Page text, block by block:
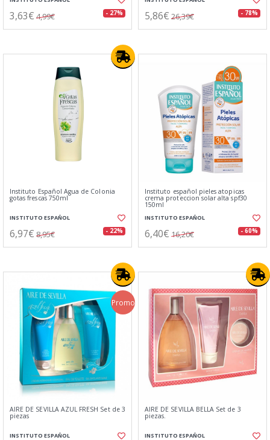
3,63€ 4,99€ - 27% 5,86€ 26,39€ - 78%
Instituto Español Agua de Colonia
gotas frescas 750ml
INSTITUTO ESPAÑOL
6,97€ 8,95€ - 22%
Instituto español pieles atopicas
crema proteccion solar alta spf30
150ml
INSTITUTO ESPAÑOL
6,40€ 16,20€ - 60%
Promo
AIRE DE SEVILLA AZUL FRESH Set de 3
piezas
INSTITUTO ESPAÑOL
AIRE DE SEVILLA BELLA Set de 3
piezas.
INSTITUTO ESPAÑOL